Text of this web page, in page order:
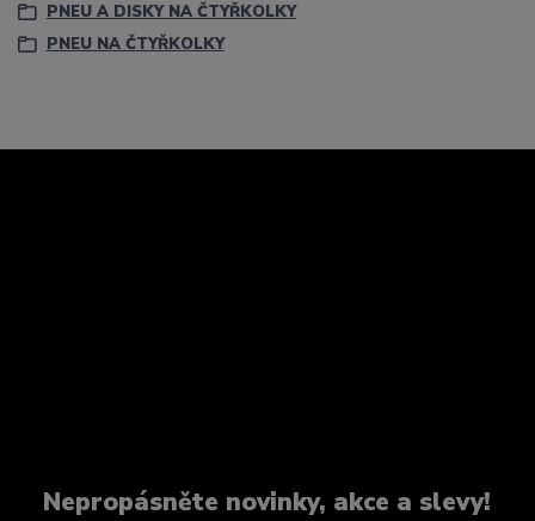
PNEU A DISKY NA ČTYŘKOLKY
PNEU NA ČTYŘKOLKY
Nepropásněte novinky, akce a slevy!